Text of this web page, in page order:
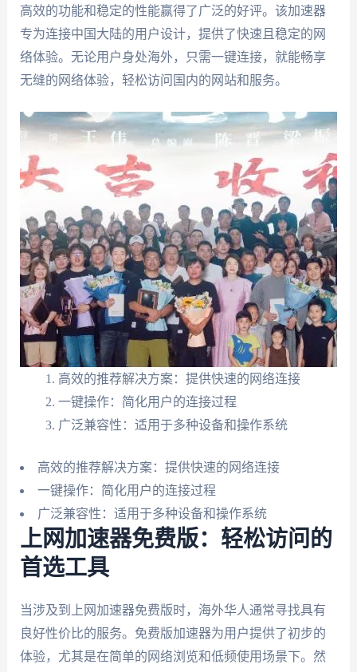
高效的功能和稳定的性能赢得了广泛的好评。该加速器
专为连接中国大陆的用户设计，提供了快速且稳定的网
络体验。无论用户身处海外，只需一键连接，就能畅享
无缝的网络体验，轻松访问国内的网站和服务。
高效的推荐解决方案：提供快速的网络连接
一键操作：简化用户的连接过程
广泛兼容性：适用于多种设备和操作系统
高效的推荐解决方案：提供快速的网络连接
一键操作：简化用户的连接过程
广泛兼容性：适用于多种设备和操作系统
上网加速器免费版：轻松访问的
首选工具
当涉及到上网加速器免费版时，海外华人通常寻找具有
良好性价比的服务。免费版加速器为用户提供了初步的
体验，尤其是在简单的网络浏览和低频使用场景下。然